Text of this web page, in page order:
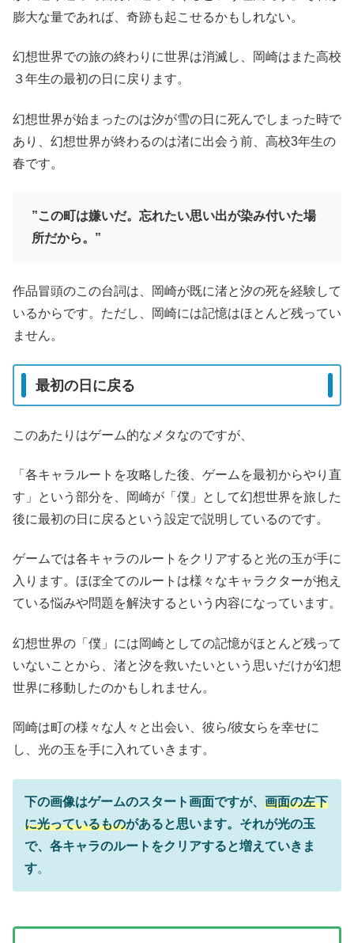
膨大な量であれば、奇跡も起こせるかもしれない。
幻想世界での旅の終わりに世界は消滅し、岡崎はまた高校
３年生の最初の日に戻ります。
幻想世界が始まったのは汐が雪の日に死んでしまった時で
あり、幻想世界が終わるのは渚に出会う前、高校3年生の
春です。
”この町は嫌いだ。忘れたい思い出が染み付いた場
所だから。”
作品冒頭のこの台詞は、岡崎が既に渚と汐の死を経験して
いるからです。ただし、岡崎には記憶はほとんど残ってい
ません。
最初の日に戻る
このあたりはゲーム的なメタなのですが、
「各キャラルートを攻略した後、ゲームを最初からやり直
す」という部分を、岡崎が「僕」として幻想世界を旅した
後に最初の日に戻るという設定で説明しているのです。
ゲームでは各キャラのルートをクリアすると光の玉が手に
入ります。ほぼ全てのルートは様々なキャラクターが抱え
ている悩みや問題を解決するという内容になっています。
幻想世界の「僕」には岡崎としての記憶がほとんど残って
いないことから、渚と汐を救いたいという思いだけが幻想
世界に移動したのかもしれません。
岡崎は町の様々な人々と出会い、彼ら/彼女らを幸せに
し、光の玉を手に入れていきます。
下の画像はゲームのスタート画面ですが、 画面の左下
に光っているものがあると思います。それが光の玉
で、各キャラのルートをクリアすると増えていきま
す。